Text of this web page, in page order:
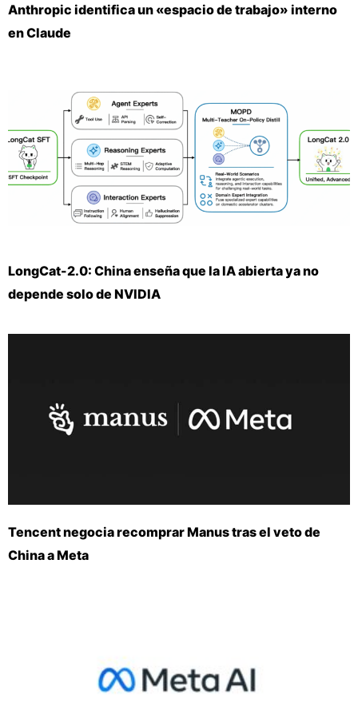
Anthropic identifica un «espacio de trabajo» interno
en Claude
LongCat-2.0: China enseña que la IA abierta ya no
depende solo de NVIDIA
Tencent negocia recomprar Manus tras el veto de
China a Meta